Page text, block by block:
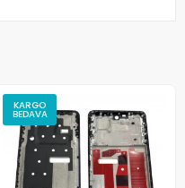
KARGO
BEDAVA